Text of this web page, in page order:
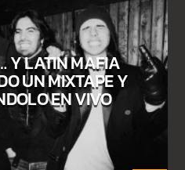
Y LATIN MAFIA
UN MIXTAPE Y
EN VIVO